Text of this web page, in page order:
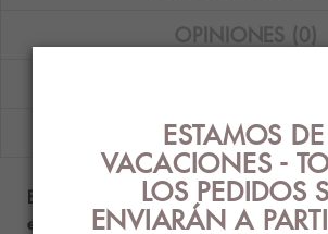
OPINIONES (0)
ENVÍOS
Braguita brasileña Calvin Klein
en color teja.
ESTAMOS DE
VACACIONES -
LOS PEDIDOS
ENVIARÁN A